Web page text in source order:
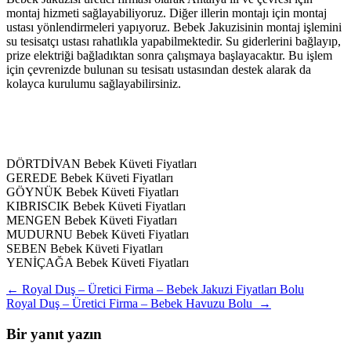
montaj hizmeti sağlayabiliyoruz. Diğer illerin montajı için montaj
ustası yönlendirmeleri yapıyoruz. Bebek Jakuzisinin montaj işlemini
su tesisatçı ustası rahatlıkla yapabilmektedir. Su giderlerini bağlayıp,
prize elektriği bağladıktan sonra çalışmaya başlayacaktır. Bu işlem
için çevrenizde bulunan su tesisatı ustasından destek alarak da
kolayca kurulumu sağlayabilirsiniz.
DÖRTDİVAN Bebek Küveti Fiyatları
GEREDE Bebek Küveti Fiyatları
GÖYNÜK Bebek Küveti Fiyatları
KIBRISCIK Bebek Küveti Fiyatları
MENGEN Bebek Küveti Fiyatları
MUDURNU Bebek Küveti Fiyatları
SEBEN Bebek Küveti Fiyatları
YENİÇAĞA Bebek Küveti Fiyatları
Yazı
gezinmesi
← Royal Duş – Üretici Firma – Bebek Jakuzi Fiyatları Bolu
Royal Duş – Üretici Firma – Bebek Havuzu Bolu
→
Bir yanıt yazın